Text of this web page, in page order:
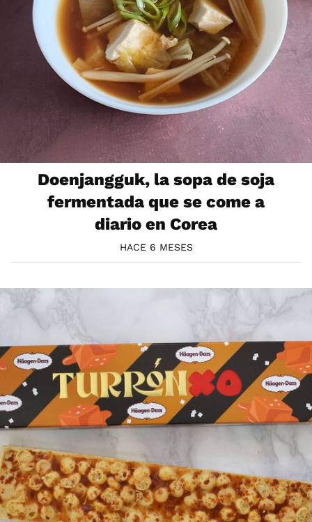
Doenjangguk, la sopa de soja
fermentada que se come a
diario en Corea
HACE 6 MESES